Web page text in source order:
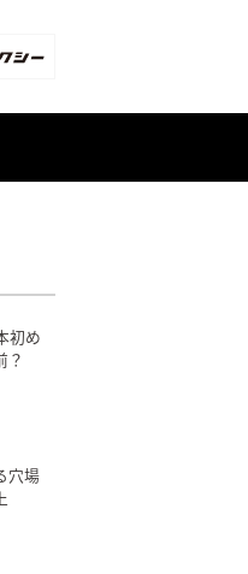
初め
？
穴場